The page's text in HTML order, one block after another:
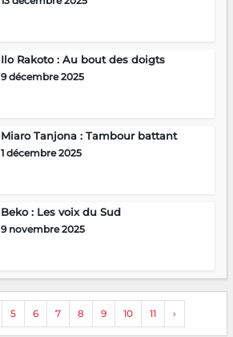
Ilo Rakoto : Au bout des doigts
9 décembre 2025
Miaro Tanjona : Tambour battant
1 décembre 2025
Beko : Les voix du Sud
9 novembre 2025
5 6 7 8 9 10 11 ›